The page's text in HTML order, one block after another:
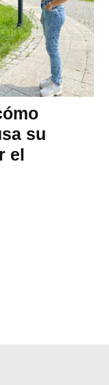
su
el